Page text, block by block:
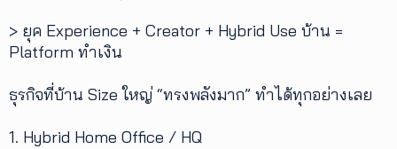
> ยุค Experience + Creator + Hybrid Use บ้าน =
Platform ทำเงิน
ธุรกิจที่บ้าน Size ใหญ่ “ทรงพลังมาก” ทำได้ทุกอย่างเลย
1. Hybrid Home Office / HQ